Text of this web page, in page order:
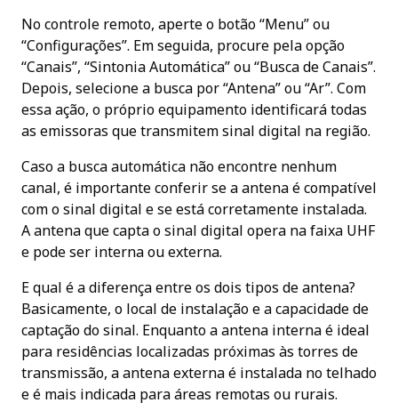
No controle remoto, aperte o botão “Menu” ou
“Configurações”. Em seguida, procure pela opção
“Canais”, “Sintonia Automática” ou “Busca de Canais”.
Depois, selecione a busca por “Antena” ou “Ar”. Com
essa ação, o próprio equipamento identificará todas
as emissoras que transmitem sinal digital na região.
Caso a busca automática não encontre nenhum
canal, é importante conferir se a antena é compatível
com o sinal digital e se está corretamente instalada.
A antena que capta o sinal digital opera na faixa UHF
e pode ser interna ou externa.
E qual é a diferença entre os dois tipos de antena?
Basicamente, o local de instalação e a capacidade de
captação do sinal. Enquanto a antena interna é ideal
para residências localizadas próximas às torres de
transmissão, a antena externa é instalada no telhado
e é mais indicada para áreas remotas ou rurais.